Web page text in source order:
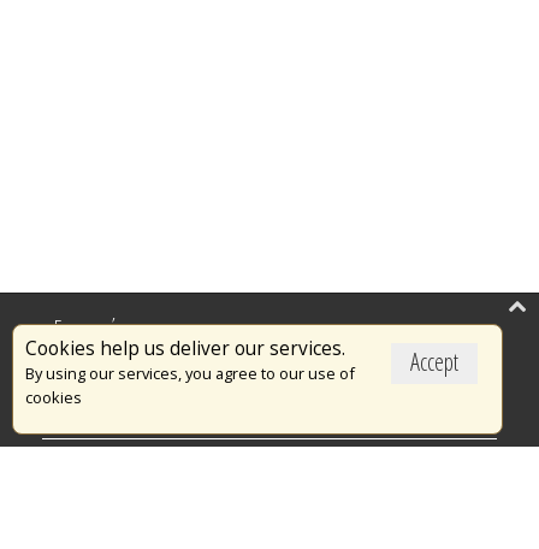
Accept
Cookies help us deliver our services.
By using our services, you agree to our use of
cookies
Επικαιρότητα
Το Πυροσβεστικό Σώμα